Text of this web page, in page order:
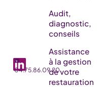
☎️
04.75.86.09.20
Audit,
diagnostic,
conseils
Assistance
à la gestion
de votre
restauration